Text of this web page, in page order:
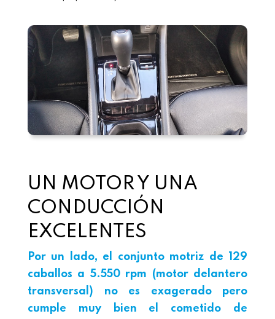
UN MOTOR Y UNA
CONDUCCIÓN
EXCELENTES
Por un lado, el conjunto motriz de 129
caballos a 5.550 rpm (motor delantero
transversal) no es exagerado pero
cumple muy bien el cometido de